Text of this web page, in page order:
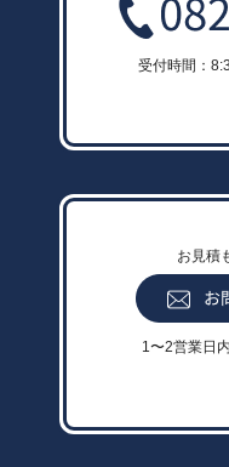
受付時間：
お見積
1〜2営業日